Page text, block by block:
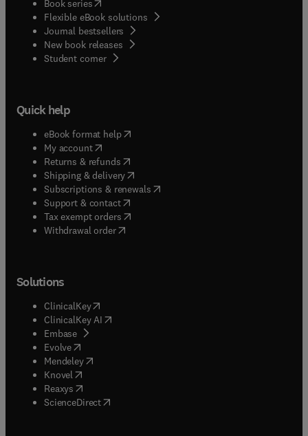
Book series(opens in new tab/window
Flexible eBook solutions
Journal bestsellers
New book releases
Student corner( opens in new tab/window
Quick help
eBook format help( opens in new tab/window
My account( opens in new tab/window
Returns & refunds( opens in new tab/window
Shipping & delivery(opens in new tab/window
Subscriptions & renewals( opens in new tab/window
Support & contact( opens in new tab/window
Tax exempt orders( opens in new tab/window
Withdrawal order
Solutions
ClinicalKey(opens in new tab/window
ClinicalKey AI opens in new tab/window
Embase( opens in new tab/window
Evolve(opens in new tab/window
Mendeley( opens in new tab/window
Knovel (opens in new tab/window
Reaxys (opens in new tab/window
ScienceDirect(opens in new tab/window